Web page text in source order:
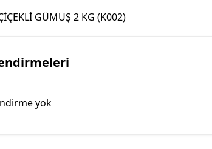
GÜMÜŞ 2 KG (K002)
yok